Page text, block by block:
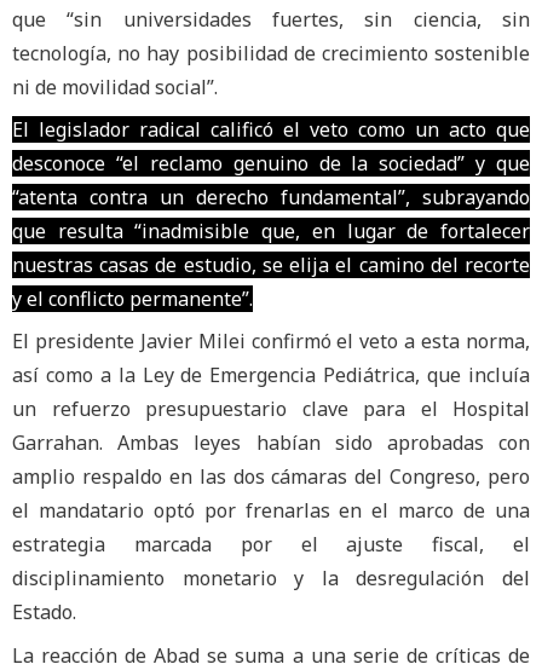
que “sin universidades fuertes, sin ciencia, sin
tecnología, no hay posibilidad de crecimiento sostenible
ni de movilidad social”.
El legislador radical calificó el veto como un acto que
desconoce “el reclamo genuino de la sociedad” y que
“atenta contra un derecho fundamental”, subrayando
que resulta “inadmisible que, en lugar de fortalecer
nuestras casas de estudio, se elija el camino del recorte
y el conflicto permanente”.
El presidente Javier Milei confirmó el veto a esta norma,
así como a la Ley de Emergencia Pediátrica, que incluía
un refuerzo presupuestario clave para el Hospital
Garrahan. Ambas leyes habían sido aprobadas con
amplio respaldo en las dos cámaras del Congreso, pero
el mandatario optó por frenarlas en el marco de una
estrategia marcada por el ajuste fiscal, el
disciplinamiento monetario y la desregulación del
Estado.
La reacción de Abad se suma a una serie de críticas de